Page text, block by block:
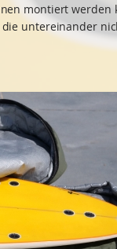
montiert werden
die untereinander